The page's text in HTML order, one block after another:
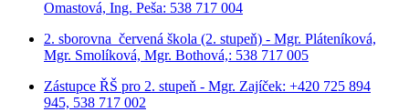
Omastová, Ing. Peša: 538 717 004
2. sborovna červená škola (2. stupeň) - Mgr. Pláteníková,
Mgr. Smolíková, Mgr. Bothová,: 538 717 005
Zástupce ŘŠ pro 2. stupeň - Mgr. Zajíček: +420 725 894
945, 538 717 002